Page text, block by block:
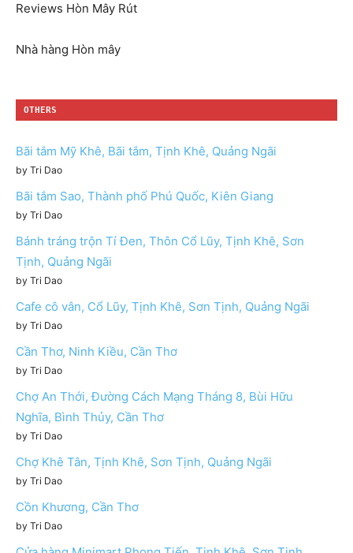
Reviews Hòn Mây Rút
Nhà hàng Hòn mây
OTHERS
Bãi tắm Mỹ Khê, Bãi tắm, Tịnh Khê, Quảng Ngãi
by Tri Dao
Bãi tắm Sao, Thành phố Phú Quốc, Kiên Giang
by Tri Dao
Bánh tráng trộn Tí Đen, Thôn Cổ Lũy, Tịnh Khê, Sơn
Tịnh, Quảng Ngãi
by Tri Dao
Cafe cô vân, Cổ Lũy, Tịnh Khê, Sơn Tịnh, Quảng Ngãi
by Tri Dao
Cần Thơ, Ninh Kiều, Cần Thơ
by Tri Dao
Chợ An Thới, Đường Cách Mạng Tháng 8, Bùi Hữu
Nghĩa, Bình Thủy, Cần Thơ
by Tri Dao
Chợ Khê Tân, Tịnh Khê, Sơn Tịnh, Quảng Ngãi
by Tri Dao
Cồn Khương, Cần Thơ
by Tri Dao